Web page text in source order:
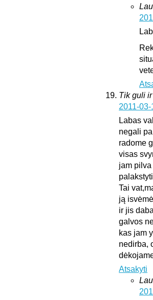
Tik guli
2011-
Labas
negali
radome
visas
jam
Tai
ją
ir jis
galvos
kas jam
nedirba,
Atsakyti